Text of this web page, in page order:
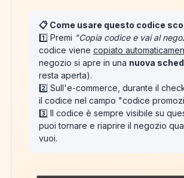
📋 Come usare questo codice
1️⃣ Premi "Copia codice e vai al
codice viene copiato
negozio si apre in una nuova
resta aperta).
2️⃣ Sull'e-commerce, durante il
il codice nel campo "codice
3️⃣ Il codice è sempre visibile su
puoi tornare e riaprire il negozio
vuoi.